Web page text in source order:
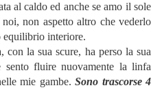
al caldo ed anche se amo il sole
non aspetto altro che vederlo
equilibrio interiore.
con la sua scure, ha perso la sua
sento fluire nuovamente la linfa
mie gambe. Sono trascorse 4